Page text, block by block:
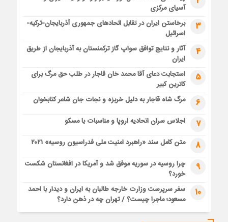
آسیای مرکزی
3
برخاستن ایران در تقابل اتحادهای جمهوری آذربایجان-ترکیه-
اسرائیل
4
آثار و نتایج توافق سواپ گاز ترکمنستان به آذربایجان از طریق
ایران
5
استجابت دعای آقا محمد خان قاجار در طلب حق مرگ برای
کاترین کبیر
6 مرگ شاه قاجار به دلیل خربزه و نجات جان شاعر کتابخوان
7 اجلاس سران اتحادیه اروپا و مناسبات با مسکو
8 متن کامل سند «راهبرد امنیت ملی فدراسیون روسیه» ۲۰۲۱
9
چرا روسیه در سوریه موفق شد و آمریکا در افغانستان شکست
خورد؟
10
سفر سرپرست وزارت خارجه طالبان به ایران و دیدار با احمد
مسعود؛ ماجرا چیست؟ / تهران چه در ذهن دارد؟